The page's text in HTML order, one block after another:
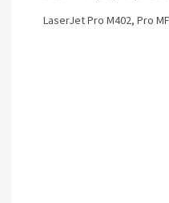
LaserJet Pro M402, Pro